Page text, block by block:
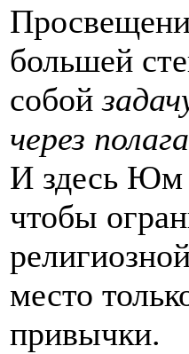
большей
собой
через
И здесь Юм
чтобы
место
привычки.